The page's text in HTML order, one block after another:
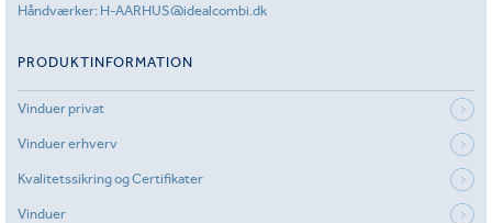
Håndværker: H-AARHUS@idealcombi.dk
PRODUKTINFORMATION
Vinduer privat
Vinduer erhverv
Kvalitetssikring og Certifikater
Vinduer